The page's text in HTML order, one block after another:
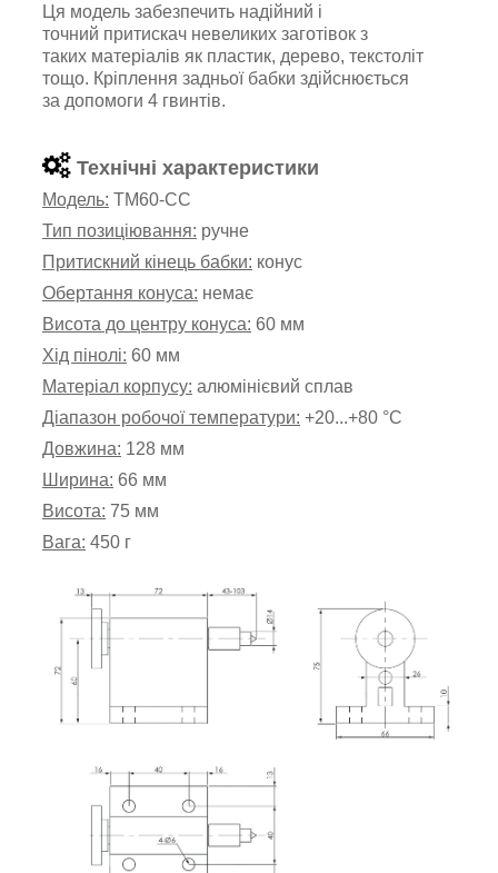
Ця модель забезпечить надійний і
точний притискач невеликих заготівок з
таких матеріалів як пластик, дерево, текстоліт
тощо. Кріплення задньої бабки здійснюється
за допомоги 4 гвинтів.
Технічні характеристики
Модель: TM60-CC
Тип позиціювання: ручне
Притискний кінець бабки: конус
Обертання конуса: немає
Висота до центру конуса: 60 мм
Хід пінолі: 60 мм
Матеріал корпусу: алюмінієвий сплав
Діапазон робочої температури: +20...+80 °С
Довжина: 128 мм
Ширина: 66 мм
Висота: 75 мм
Вага: 450 г